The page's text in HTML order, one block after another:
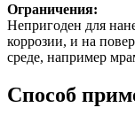
Ограничения:
Непригоден для
коррозии, и на
среде, например
Способ